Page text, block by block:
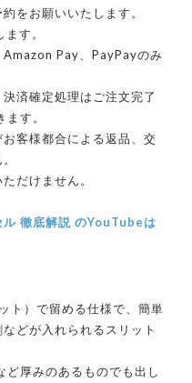
をお願いいたします。
す。
Pay、PayPayのみ
済確定処理はご注文完了
す。
客様都合による返品、交
だけません。
ル 徹底解説 のYouTubeは
ト）で留める仕様で、簡単
どが入れられるスリット
厚みのあるものでも出し